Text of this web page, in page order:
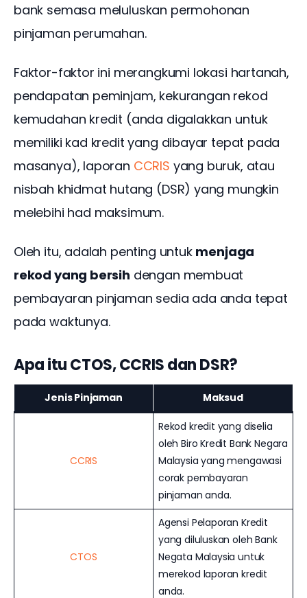
bank semasa meluluskan permohonan
pinjaman perumahan.
Faktor-faktor ini merangkumi lokasi hartanah,
pendapatan peminjam, kekurangan rekod
kemudahan kredit (anda digalakkan untuk
memiliki kad kredit yang dibayar tepat pada
masanya), laporan CCRIS yang buruk, atau
nisbah khidmat hutang (DSR) yang mungkin
melebihi had maksimum.
Oleh itu, adalah penting untuk menjaga
rekod yang bersih dengan membuat
pembayaran pinjaman sedia ada anda tepat
pada waktunya.
Apa itu CTOS, CCRIS dan DSR?
Jenis Pinjaman Maksud
CCRIS
Rekod kredit yang diselia
oleh Biro Kredit Bank Negara
Malaysia yang mengawasi
corak pembayaran
pinjaman anda.
CTOS
Agensi Pelaporan Kredit
yang diluluskan oleh Bank
Negata Malaysia untuk
merekod laporan kredit
anda.